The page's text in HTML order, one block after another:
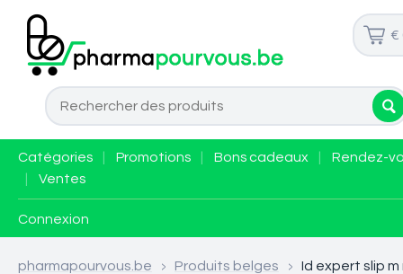
€
Catégories Promotions Bons cadeaux
Rendez-
Ventes
Connexion
pharmapourvous.be > Produits belges > Id expert slip m